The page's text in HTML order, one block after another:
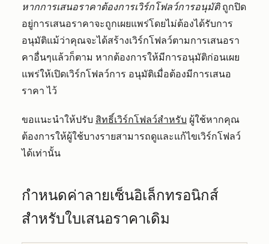
หากการเสนอราคาต้องการเวิร์กโฟลว์การอนุมัติถูกปิด
อยู่การเสนอราคาจะถูกเผยแพร่โดยไม่ต้องได้รับการ
อนุมัติแม้ว่าคุณจะได้สร้างเวิร์กโฟลว์ตามการเสนอรา
คาอื่นๆแล้วก็ตาม หากต้องการให้มีการอนุมัติก่อนเผย
แพร่ให้เปิดเวิร์กโฟลว์การ อนุมัติเมื่อต้องมีการเสนอ
ราคา ไว้
ขอแนะนำให้ปรับ สิทธิ์เวิร์กโฟลว์สำหรับ ผู้ใช้หากคุณ
ต้องการให้ผู้ใช้บางรายสามารถดูและแก้ไขเวิร์กโฟลว์
ได้เท่านั้น
กำหนดค่าลายเซ็นอิเล็กทรอนิกส์
สำหรับใบเสนอราคาเดิม